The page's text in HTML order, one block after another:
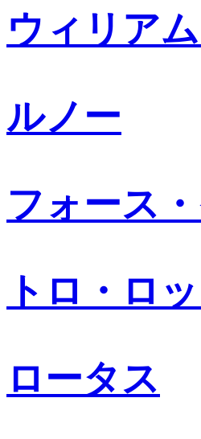
ウィリア
ルノー
フォース
トロ・ロ
ロータス